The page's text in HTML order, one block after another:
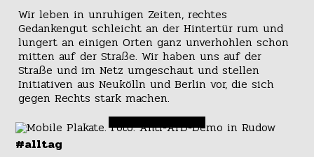
Wir leben in unruhigen Zeiten, rechtes
Gedankengut schleicht an der Hintertür rum und
lungert an einigen Orten ganz unverhohlen schon
mitten auf der Straße. Wir haben uns auf der
Straße und im Netz umgeschaut und stellen
Initiativen aus Neukölln und Berlin vor, die sich
gegen Rechts stark machen.
#alltag